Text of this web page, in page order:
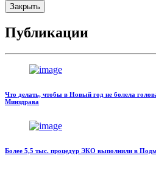
Закрыть
Публикации
Что делать, чтобы в Новый год не болела
Минздрава
Более 5,5 тыс. процедур ЭКО выполнили в